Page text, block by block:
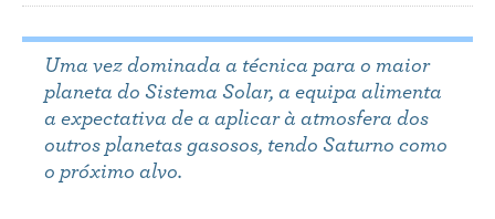
Uma vez dominada a técnica para o maior
planeta do Sistema Solar, a equipa alimenta
a expectativa de a aplicar à atmosfera dos
outros planetas gasosos, tendo Saturno como
o próximo alvo.